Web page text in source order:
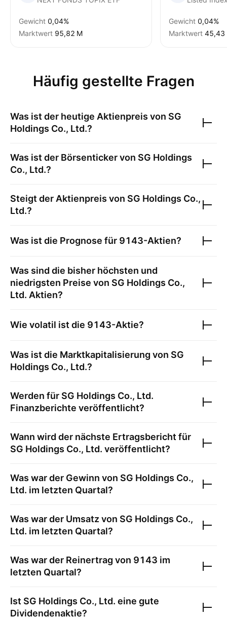
Gewicht 0,04%
Marktwert ‪95,82 M‬
Gewicht 0,04%
Marktwert ‪45,43
Häufig gestellte Fragen
Was ist der heutige Aktienpreis von SG
Holdings Co., Ltd.?
Was ist der Börsenticker von SG Holdings
Co., Ltd.?
Steigt der Aktienpreis von SG Holdings Co.,
Ltd.?
Was ist die Prognose für 9143-Aktien?
Was sind die bisher höchsten und
niedrigsten Preise von SG Holdings Co.,
Ltd. Aktien?
Wie volatil ist die 9143-Aktie?
Was ist die Marktkapitalisierung von SG
Holdings Co., Ltd.?
Werden für SG Holdings Co., Ltd.
Finanzberichte veröffentlicht?
Wann wird der nächste Ertragsbericht für
SG Holdings Co., Ltd. veröffentlicht?
Was war der Gewinn von SG Holdings Co.,
Ltd. im letzten Quartal?
Was war der Umsatz von SG Holdings Co.,
Ltd. im letzten Quartal?
Was war der Reinertrag von 9143 im
letzten Quartal?
Ist SG Holdings Co., Ltd. eine gute
Dividendenaktie?